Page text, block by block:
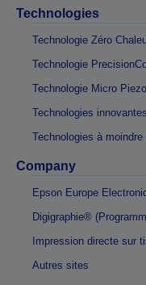
Technologies
Technologie Zéro
Technologie
Technologie Micro Piezo
Technologies innovantes
Technologies à
Company
Epson Europe
Digigraphie®
Impression directe sur
Autres sites